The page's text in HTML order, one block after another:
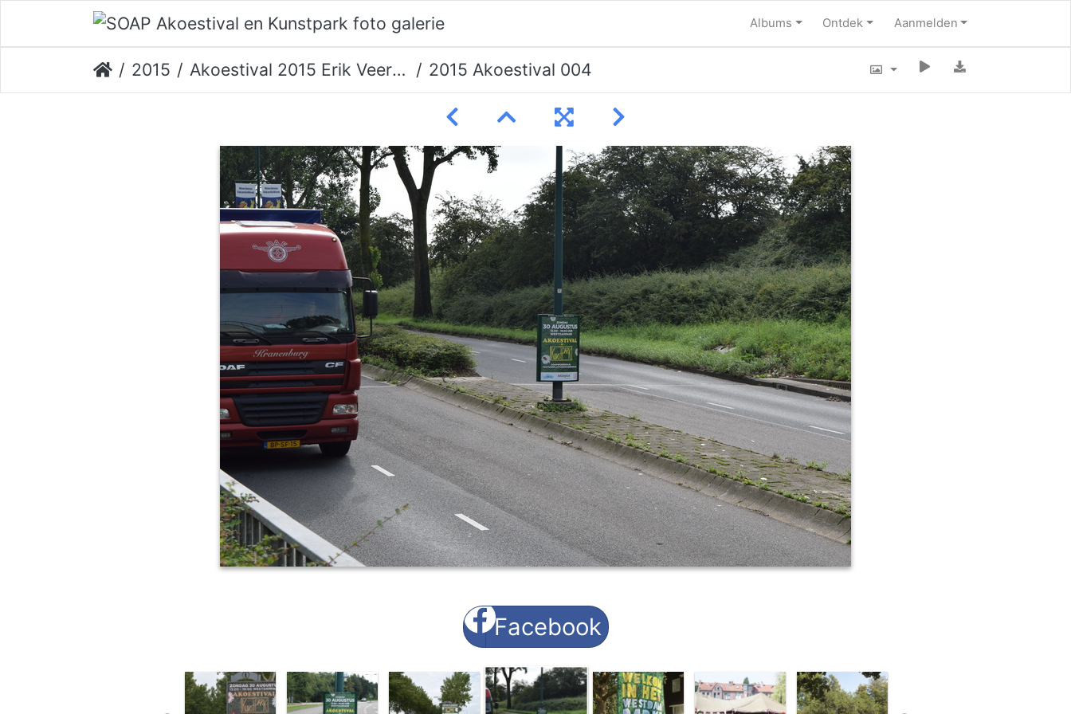
Albums Ontdek Aanmelden
2015 Akoestival 2015 Erik Veerman 2015 Akoestival 004
Facebook